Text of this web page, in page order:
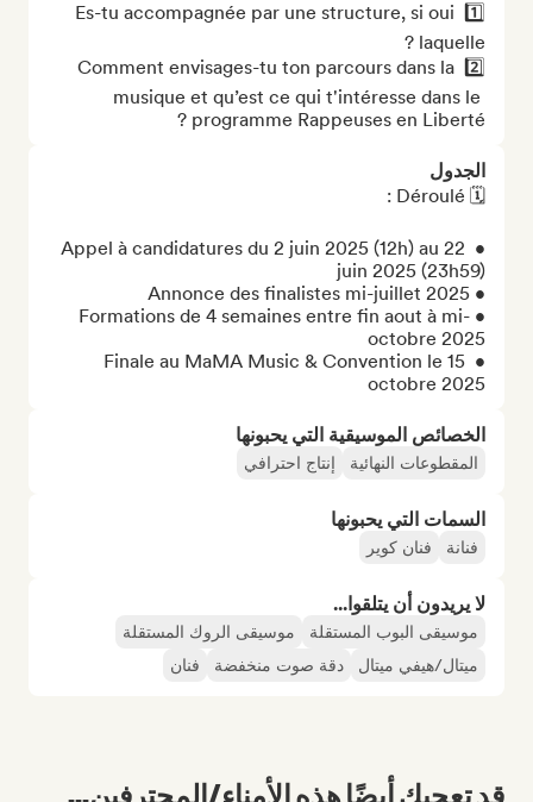
1️⃣ Es-tu accompagnée par une structure, si oui
2️⃣ Comment envisages-tu ton parcours dans la
musique et qu’est ce qui t'intéresse dans le
programme Rappeuses en Liberté ?
الجدول
• Appel à candidatures du 2 juin 2025 (12h) au 22
• Formations de 4 semaines entre fin aout à mi-
• Finale au MaMA Music & Convention le 15
octobre 2025
الخصائص الموسيقية التي يحبونها
المقطوعات النهائية إنتاج احترافي
السمات التي يحبونها
فنانة فنان كوير
لا يريدون أن يتلقوا...
موسيقى البوب المستقلة
موسيقى الروك المستقلة
ميتال/هيفي ميتال
دقة صوت منخفضة فنان
قد تعجبك أيضًا هذه الأمناء/المحترفين...